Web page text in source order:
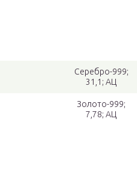
Серебро-999;
31,1; АЦ
Золото-999;
7,78; АЦ